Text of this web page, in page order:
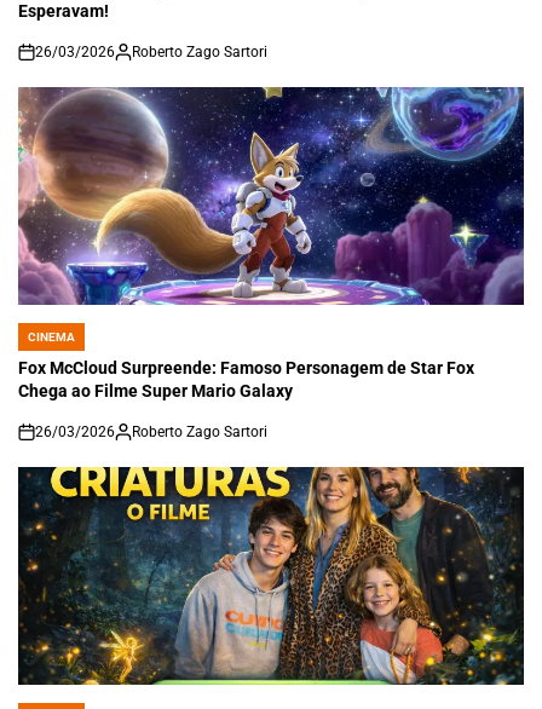
Esperavam!
on
26/03/2026 Roberto Zago Sartori
POSTED
IN
CINEMA
Fox McCloud Surpreende: Famoso Personagem de Star Fox
Chega ao Filme Super Mario Galaxy
on
26/03/2026 Roberto Zago Sartori